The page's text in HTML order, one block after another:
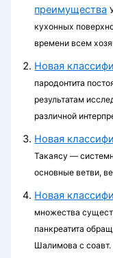
преимущества
кухонных
времени всем
Новая
пародонтита
результатам
различной
Новая
Такаясу —
основные ветви,
Новая
множества
панкреатита
Шалимова с соавт.